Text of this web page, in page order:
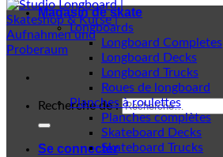
Recherche de :
Se connecter
Magasin de skate
Longboards
Longboard Completes
Longboard Decks
Longboard Trucks
Roues de longboard
Planches à roulettes
Planches complètes
Skateboard Decks
Skateboard Trucks